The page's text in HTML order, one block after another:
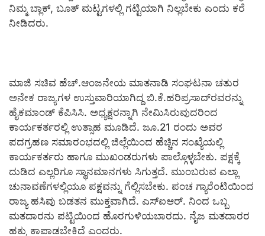
ನಿಮ್ಮ ಬ್ಲಾಕ್, ಬೂತ್ ಮಟ್ಟಗಳಲ್ಲಿ ಗಟ್ಟಿಯಾಗಿ ನಿಲ್ಲಬೇಕು ಎಂದು ಕರೆ
ನೀಡಿದರು.
ಮಾಜಿ ಸಚಿವ ಹೆಚ್.ಆಂಜನೇಯ ಮಾತನಾಡಿ ಸಂಘಟನಾ ಚತುರ
ಅನೇಕ ರಾಜ್ಯಗಳ ಉಸ್ತುವಾರಿಯಾಗಿದ್ದ ಬಿ.ಕೆ.ಹರಿಪ್ರಸಾದ್‍ರವರನ್ನು
ಹೈಕಮಾಂಡ್ ಕೆಪಿಸಿಸಿ. ಅಧ್ಯಕ್ಷರನ್ನಾಗಿ ನೇಮಿಸಿರುವುದರಿಂದ
ಕಾರ್ಯಕರ್ತರಲ್ಲಿ ಉತ್ಸಾಹ ಮೂಡಿದೆ. ಜೂ.21 ರಂದು ಅವರ
ಪದಗ್ರಹಣ ಸಮಾರಂಭದಲ್ಲಿ ಜಿಲ್ಲೆಯಿಂದ ಹೆಚ್ಚಿನ ಸಂಖ್ಯೆಯಲ್ಲಿ
ಕಾರ್ಯಕರ್ತರು ಹಾಗೂ ಮುಖಂಡರುಗಳು ಪಾಲ್ಗೊಳ್ಳಬೇಕು. ಪಕ್ಷಕ್ಕೆ
ದುಡಿದ ಎಲ್ಲರಿಗೂ ಸ್ಥಾನಮಾನಗಳು ಸಿಗುತ್ತದೆ. ಮುಂಬರುವ ಎಲ್ಲಾ
ಚುನಾವಣೆಗಳಲ್ಲಿಯೂ ಪಕ್ಷವನ್ನು ಗೆಲ್ಲಿಸಬೇಕು. ಪಂಚ ಗ್ಯಾರೆಂಟಿಯಿಂದ
ರಾಜ್ಯ ಹಸಿವು ಬಡತನ ಮುಕ್ತವಾಗಿದೆ. ಎಸ್‍ಐಆರ್. ನಿಂದ ಒಬ್ಬ
ಮತದಾರನು ಪಟ್ಟಿಯಿಂದ ಹೊರಗುಳಿಯಬಾರದು. ನೈಜ ಮತದಾರರ
ಹಕ್ಕು ಕಾಪಾಡಬೇಕಿದೆ ಎಂದರು.